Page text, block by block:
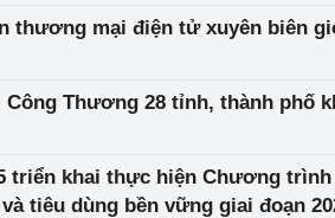
Thương 28 tỉnh, thành phố
triển khai thực hiện Chương trình
tiêu dùng bền vững giai đoạn